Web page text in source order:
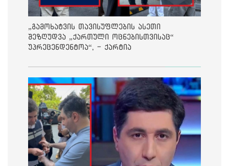
„გამოხატვის თავისუფლების ასეთი
შეზღუდვა „ქართული ოცნებისთვისაც“
უპრეცენდენტოა“, - ქარტია